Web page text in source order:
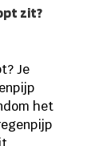
zit?
Je
het